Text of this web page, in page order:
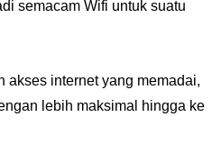
semacam Wifi untuk suatu
akses internet yang memadai,
lebih maksimal hingga ke